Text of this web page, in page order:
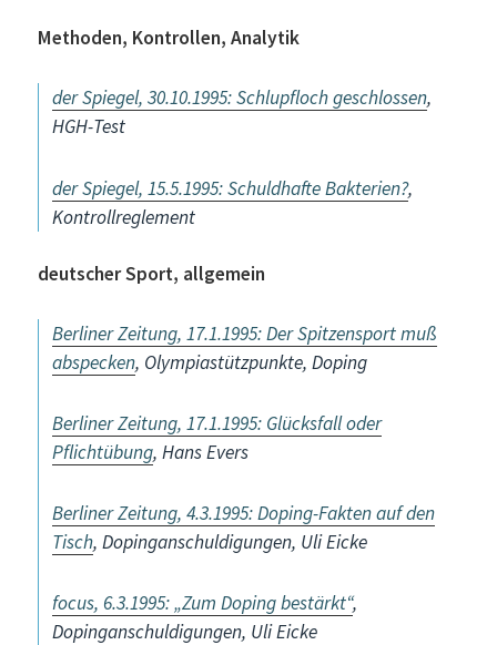
Methoden, Kontrollen, Analytik
der Spiegel, 30.10.1995: Schlupfloch geschlossen,
HGH-Test
der Spiegel, 15.5.1995: Schuldhafte Bakterien?,
Kontrollreglement
deutscher Sport, allgemein
Berliner Zeitung, 17.1.1995: Der Spitzensport muß
abspecken, Olympiastützpunkte, Doping
Berliner Zeitung, 17.1.1995: Glücksfall oder
Pflichtübung, Hans Evers
Berliner Zeitung, 4.3.1995: Doping-Fakten auf den
Tisch, Dopinganschuldigungen, Uli Eicke
focus, 6.3.1995: „Zum Doping bestärkt“,
Dopinganschuldigungen, Uli Eicke